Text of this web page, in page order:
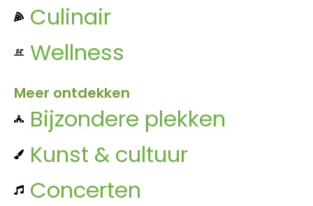
Culinair
Wellness
Meer ontdekken
Bijzondere plekken
Kunst & cultuur
Concerten